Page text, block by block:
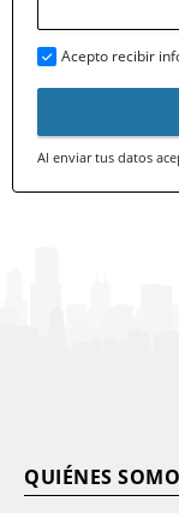
Acepto recibir
Al enviar tus datos
QUIÉNES